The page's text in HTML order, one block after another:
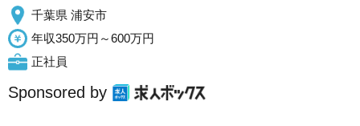
千葉県 浦安市
年収350万円～600万円
正社員
Sponsored by